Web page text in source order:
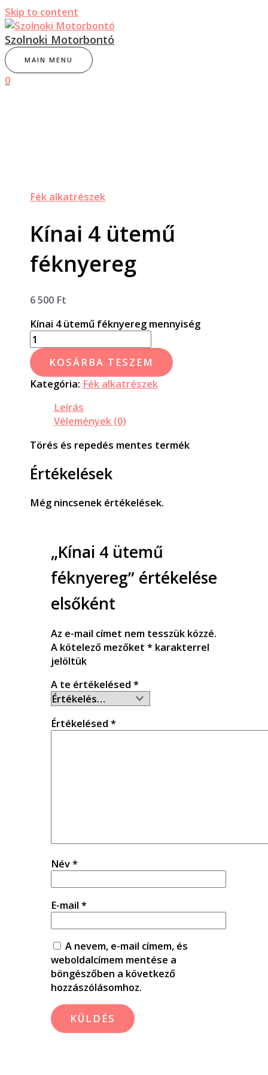
Skip to content
Szolnoki Motorbontó
MAIN MENU
0
Fék alkatrészek
Kínai 4 ütemű
féknyereg
6 500 Ft
Kínai 4 ütemű féknyereg mennyiség
KOSÁRBA TESZEM
Kategória: Fék alkatrészek
Leírás
Vélemények (0)
Törés és repedés mentes termék
Értékelések
Még nincsenek értékelések.
„Kínai 4 ütemű
féknyereg” értékelése
elsőként
Az e-mail címet nem tesszük közzé.
A kötelező mezőket *karakterrel
jelöltük
A te értékelésed *
Értékelésed *
Név*
E-mail *
A nevem, e-mail címem, és
weboldalcímem mentése a
böngészőben a következő
hozzászólásomhoz.